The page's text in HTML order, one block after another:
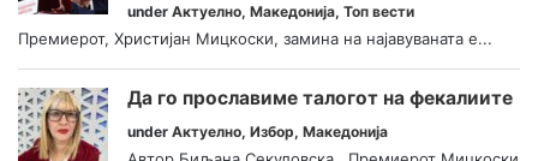
under Актуелно, Македонија, Топ вести
Премиерот, Христијан Мицкоски, замина на најавуваната е...
Да го прославиме талогот на фекалиите
under Актуелно, Избор, Македонија